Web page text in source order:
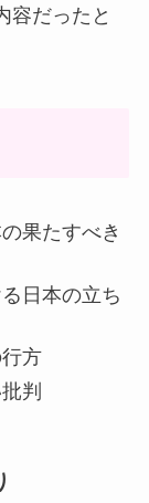
容だったと
果たすべき
日本の立ち
方
判